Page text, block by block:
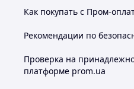
Как покупать с Пром-
Рекомендации по
Проверка на
платформе prom.ua